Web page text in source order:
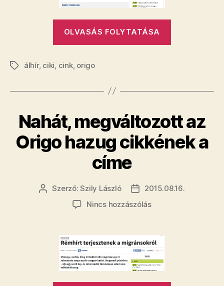
Origo
OLVASÁS FOLYTATÁSA
az
Címkék
álhír, ciki, cink, origo
Nahát, megváltozott az
Origo hazug cikkének a
címe
Bejegyzés
Szerző:Szily László
Bejegyzés
dátuma
2015.08.16.
Nincs hozzászólása(z)
az
Origo
hazug
cikkének
a